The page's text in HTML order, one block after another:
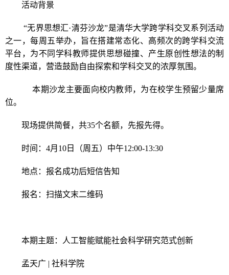
活动背景
“无界思想汇·清芬沙龙”是清华大学跨学科交叉系列活动
之一，每周五举办，旨在搭建常态化、高频次的跨学科交流
平台，为不同学科教师提供思想碰撞、产生原创性想法的制
度性渠道，营造鼓励自由探索和学科交叉的浓厚氛围。
本期沙龙主要面向校内教师，为在校学生预留少量席
位。
现场提供简餐，共35个名额，先报先得。
时间：4月10日（周五）中午12:00-13:30
地点：报名成功后短信告知
报名：扫描文末二维码
本期主题：人工智能赋能社会科学研究范式创新
孟天广 | 社科学院